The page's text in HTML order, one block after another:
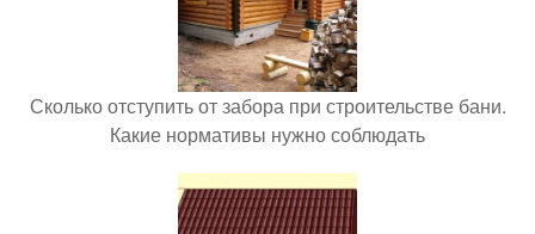
Сколько отступить от забора при строительстве бани.
Какие нормативы нужно соблюдать